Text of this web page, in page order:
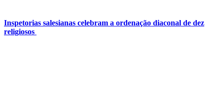
Inspetorias salesianas celebram a ordenação diaconal de dez
religiosos